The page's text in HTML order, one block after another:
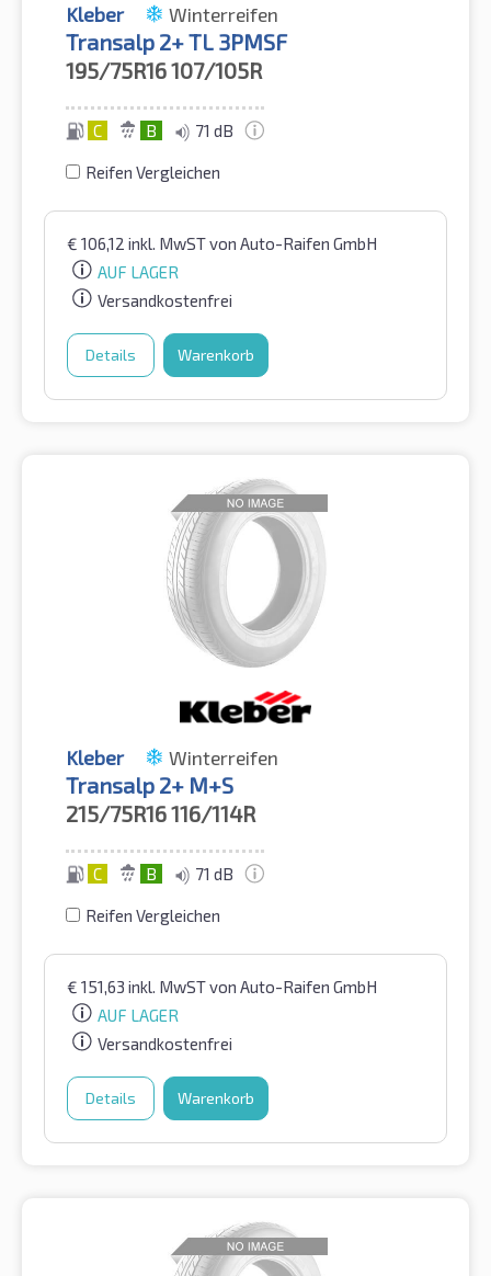
Kleber Winterreifen
Transalp 2+ TL 3PMSF
195/75R16107/105R
C B 71 dB
Reifen Vergleichen
€ 106,12 inkl. MwSTvon Auto-Raifen GmbH
AUF LAGER
Versandkostenfrei
Details Warenkorb
Kleber Winterreifen
Transalp 2+ M+S
215/75R16116/114R
C B 71 dB
Reifen Vergleichen
€ 151,63 inkl. MwSTvon Auto-Raifen GmbH
AUF LAGER
Versandkostenfrei
Details Warenkorb